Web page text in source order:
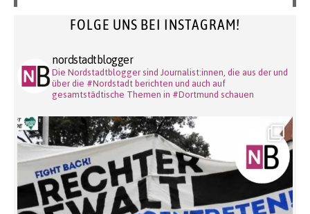
FOLGE UNS BEI INSTAGRAM!
nordstadtblogger
Die Nordstadtblogger sind Journalist:innen, die aus der und
über die #Nordstadt berichten und auch auf
gesamtstädtische Themen in #Dortmund schauen